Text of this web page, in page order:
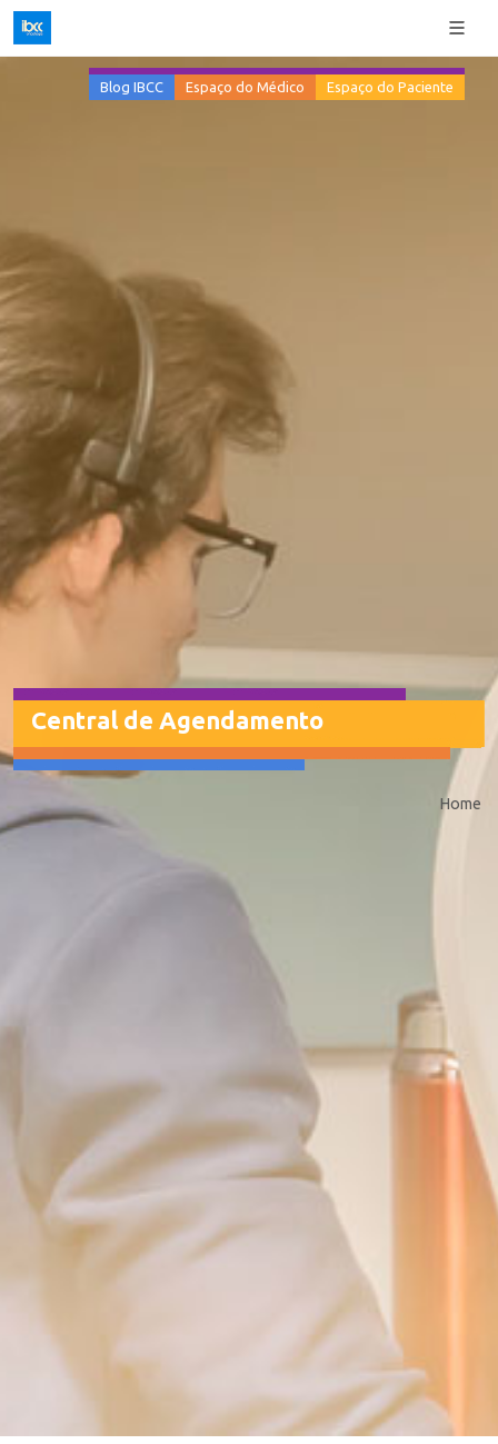
Blog IBCC Espaço do Médico Espaço do Paciente
Central de Agendamento
Home